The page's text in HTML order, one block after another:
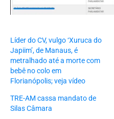
Líder do CV, vulgo ‘Xuruca do
Japiim’, de Manaus, é
metralhado até a morte com
bebê no colo em
Florianópolis; veja vídeo
TRE-AM cassa mandato de
Silas Câmara